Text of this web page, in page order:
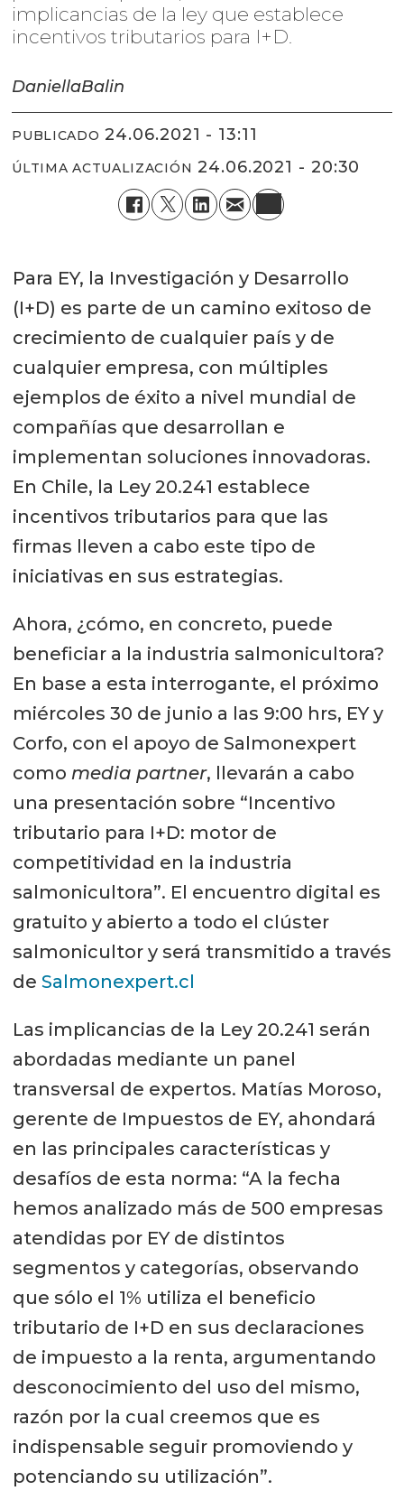
implicancias de la ley que establece
incentivos tributarios para I+D.
DaniellaBalin
PUBLICADO 24.06.2021 - 13:11
ÚLTIMA ACTUALIZACIÓN 24.06.2021 - 20:30
Para EY, la Investigación y Desarrollo
(I+D) es parte de un camino exitoso de
crecimiento de cualquier país y de
cualquier empresa, con múltiples
ejemplos de éxito a nivel mundial de
compañías que desarrollan e
implementan soluciones innovadoras.
En Chile, la Ley 20.241 establece
incentivos tributarios para que las
firmas lleven a cabo este tipo de
iniciativas en sus estrategias.
Ahora, ¿cómo, en concreto, puede
beneficiar a la industria salmonicultora?
En base a esta interrogante, el próximo
miércoles 30 de junio a las 9:00 hrs, EY y
Corfo, con el apoyo de Salmonexpert
como media partner, llevarán a cabo
una presentación sobre “Incentivo
tributario para I+D: motor de
competitividad en la industria
salmonicultora”. El encuentro digital es
gratuito y abierto a todo el clúster
salmonicultor y será transmitido a través
de Salmonexpert.cl
Las implicancias de la Ley 20.241 serán
abordadas mediante un panel
transversal de expertos. Matías Moroso,
gerente de Impuestos de EY, ahondará
en las principales características y
desafíos de esta norma: “A la fecha
hemos analizado más de 500 empresas
atendidas por EY de distintos
segmentos y categorías, observando
que sólo el 1% utiliza el beneficio
tributario de I+D en sus declaraciones
de impuesto a la renta, argumentando
desconocimiento del uso del mismo,
razón por la cual creemos que es
indispensable seguir promoviendo y
potenciando su utilización”.